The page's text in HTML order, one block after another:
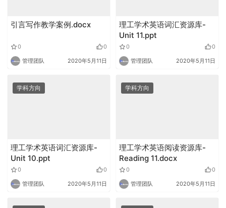
引言写作教学案例.docx
0 0
管理团队 2020年5月11日
理工学术英语词汇资源库-
Unit 11.ppt
0 0
管理团队 2020年5月11日
学科方向
理工学术英语词汇资源库-
Unit 10.ppt
0 0
管理团队 2020年5月11日
学科方向
理工学术英语阅读资源库-
Reading 11.docx
0 0
管理团队 2020年5月11日